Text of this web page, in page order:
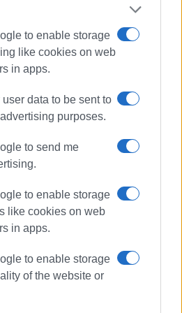
to enable storage
like cookies on web
in apps.
user data to be sent to
purposes.
to send me
to enable storage
like cookies on web
in apps.
to enable storage
of the website or
καταφυγίου
του σταθμού του ΚΤΕΛ από
η περιοχή να μην
Ιούνιο του 2006 εντάχθηκε στο
του έργου, όπου και
το τουριστικό καταφύγιο δεν
λόγω των ελλείψεων και
μελετών στην εκτίμηση των
και βυθομετρικών του